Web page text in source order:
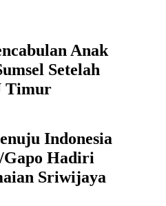
Anak
Setelah
Timur
Indonesia
Hadiri
Sriwijaya